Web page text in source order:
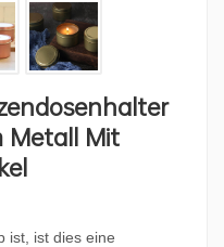
Metall Mit
ist, ist dies eine